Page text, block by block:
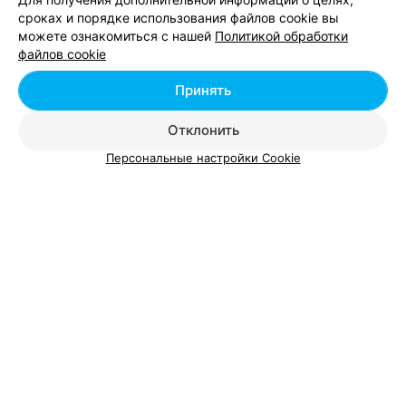
Добавить компанию
сроках и порядке использования файлов cookie вы
можете ознакомиться с нашей Политикой обработки
файлов cookie
Отклонить
Принять
Персональные настройки Cookie